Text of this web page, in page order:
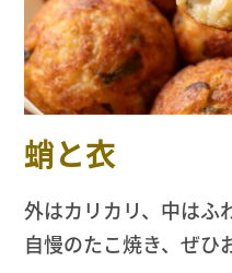
蛸と衣
外はカリカリ、中はふ
自慢のたこ焼き、ぜ